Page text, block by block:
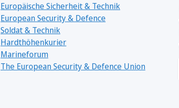
Europäische Sicherheit & Technik
European Security & Defence
Soldat & Technik
Hardthöhenkurier
Marineforum
The European Security & Defence Union